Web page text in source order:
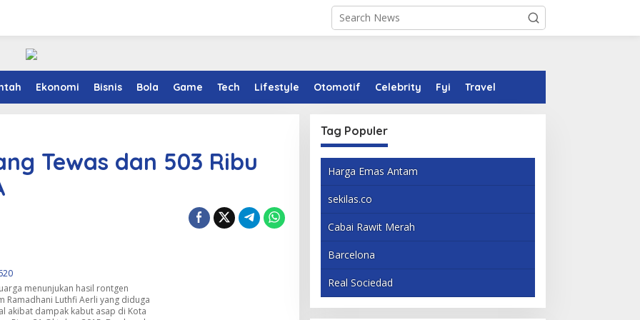
Ekonomi Bisnis Bola Game Tech Lifestyle Otomotif Celebrity Fyi Travel
Tewas dan 503 Ribu
menunjukan hasil rontgen
Ramadhani Luthfi Aerli yang diduga
akibat dampak kabut asap di Kota
Tag Populer
Harga Emas Antam
sekilas.co
Cabai Rawit Merah
Barcelona
Real Sociedad